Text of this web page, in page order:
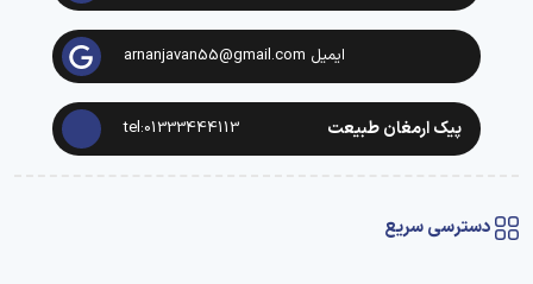
ایمیل arnanjavan55@gmail.com
پیک ارمغان طبیعت tel:01333444113
دسترسی سریع